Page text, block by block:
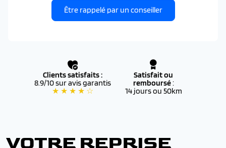
Être rappelé par un conseiller
Clients satisfaits :
8.9/10 sur avis garantis
★ ★ ★ ★ ☆
Satisfait ou
remboursé:
14 jours ou 50km
VOTRE REPRISE